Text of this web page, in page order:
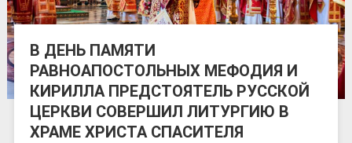
В ДЕНЬ ПАМЯТИ
РАВНОАПОСТОЛЬНЫХ МЕФОДИЯ И
КИРИЛЛА ПРЕДСТОЯТЕЛЬ РУССКОЙ
ЦЕРКВИ СОВЕРШИЛ ЛИТУРГИЮ В
ХРАМЕ ХРИСТА СПАСИТЕЛЯ